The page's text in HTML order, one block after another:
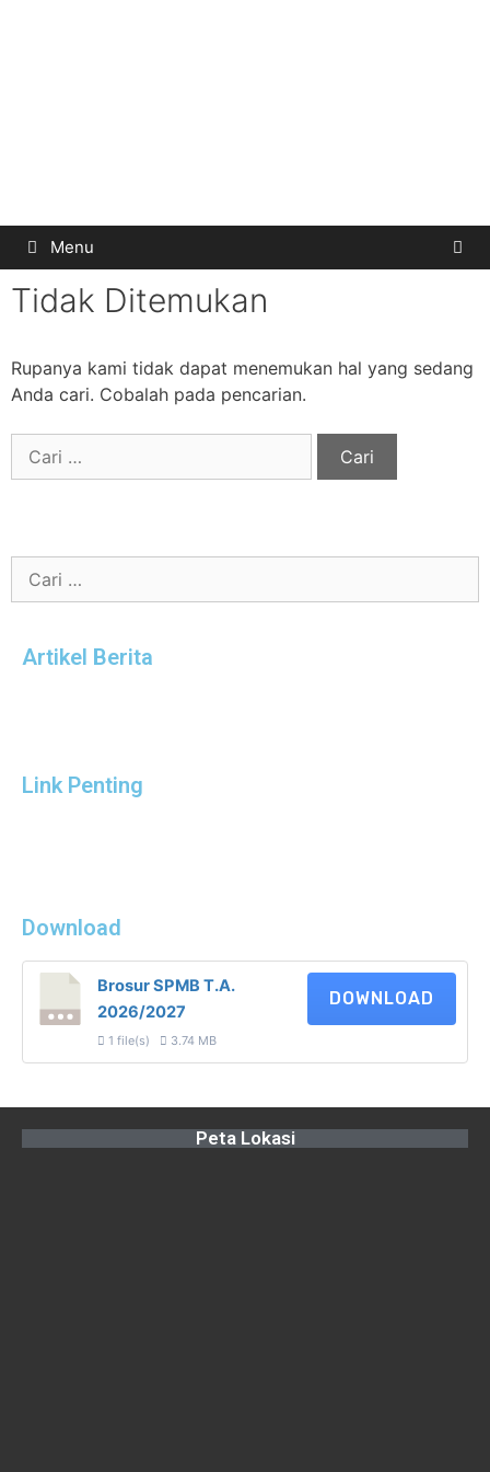
Menu
Tidak Ditemukan
Rupanya kami tidak dapat menemukan hal yang sedang
Anda cari. Cobalah pada pencarian.
Artikel Berita
Link Penting
Download
Brosur SPMB T.A.
2026/2027
1 file(s) 3.74 MB
DOWNLOAD
Peta Lokasi